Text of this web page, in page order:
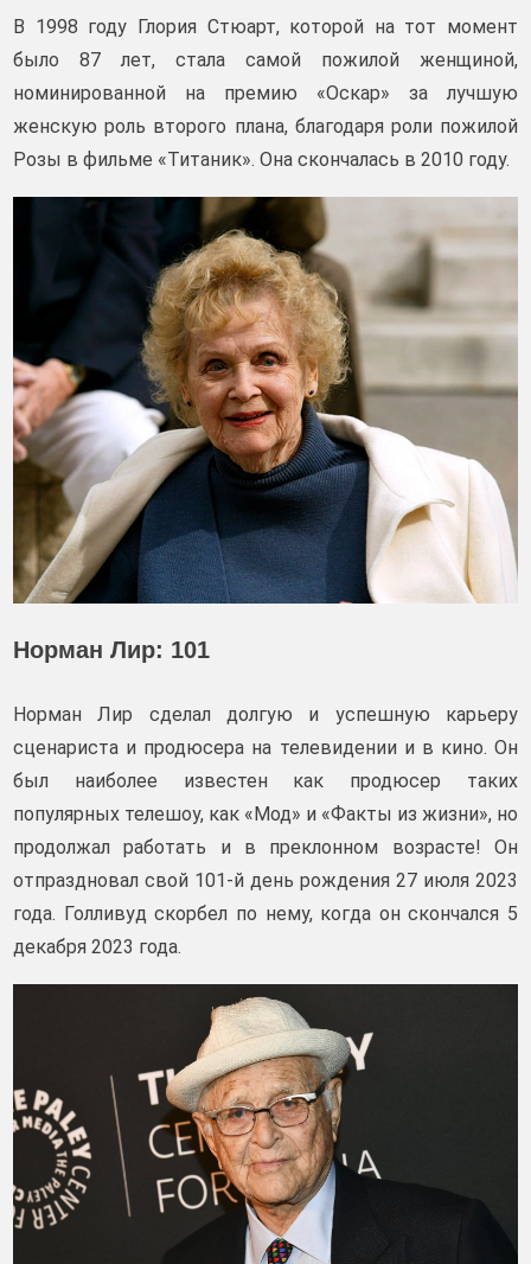
В 1998 году Глория Стюарт, которой на тот момент
было 87 лет, стала самой пожилой женщиной,
номинированной на премию «Оскар» за лучшую
женскую роль второго плана, благодаря роли пожилой
Розы в фильме «Титаник». Она скончалась в 2010 году.
Норман Лир: 101
Норман Лир сделал долгую и успешную карьеру
сценариста и продюсера на телевидении и в кино. Он
был наиболее известен как продюсер таких
популярных телешоу, как «Мод» и «Факты из жизни», но
продолжал работать и в преклонном возрасте! Он
отпраздновал свой 101-й день рождения 27 июля 2023
года. Голливуд скорбел по нему, когда он скончался 5
декабря 2023 года.